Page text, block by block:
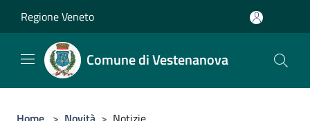
Regione Veneto
Comune di Vestenanova